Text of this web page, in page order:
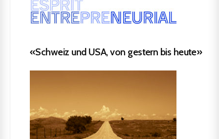
«Schweiz und USA, von gestern bis heute»